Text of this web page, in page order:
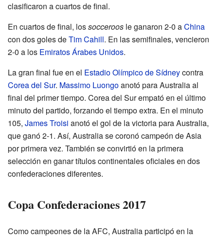
clasificaron a cuartos de final.
En cuartos de final, lossocceroos le ganaron 2-0 aChina
con dos goles deTim Cahill. En las semifinales, vencieron
2-0 a los Emiratos Árabes Unidos.
La gran final fue en el Estadio Olímpico de Sídneycontra
Corea del Sur. Massimo Luongoanotó para Australia al
final del primer tiempo. Corea del Sur empató en el último
minuto del partido, forzando el tiempo extra. En el minuto
105, James Troisi anotó el gol de la victoria para Australia,
que ganó 2-1. Así, Australia se coronó campeón de Asia
por primera vez. También se convirtió en la primera
selección en ganar títulos continentales oficiales en dos
confederaciones diferentes.
Copa Confederaciones 2017
Como campeones de la AFC, Australia participó en la